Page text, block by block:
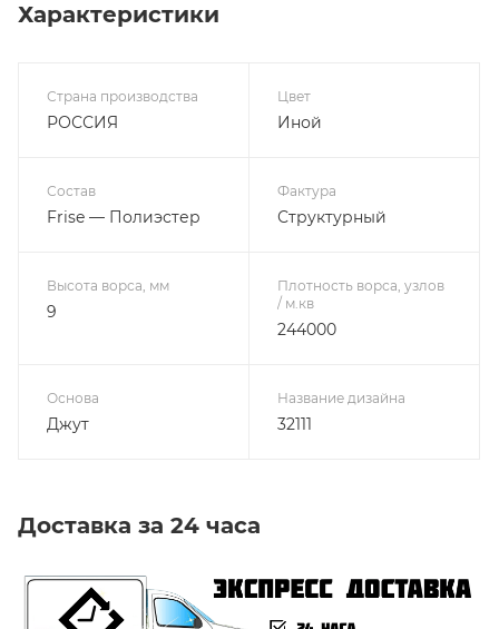
Характеристики
Страна производства
РОССИЯ
Цвет
Иной
Состав
Frise — Полиэстер
Фактура
Структурный
Высота ворса, мм
9
Плотность ворса, узлов
/ м.кв
244000
Основа
Джут
Название дизайна
32111
Доставка за 24 часа